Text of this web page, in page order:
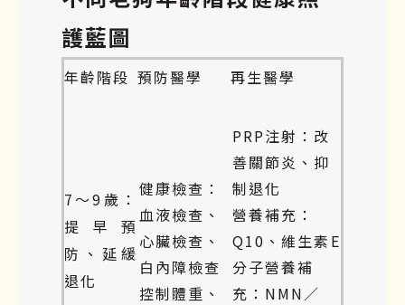
護藍圖
年齡階段 預防醫學 再生醫學
7～9歲：
提早預
防、延緩
退化
健康檢查：
血液檢查、
心臟檢查、
白內障檢查
控制體重、
PRP注射：改
善關節炎、抑
制退化
營養補充：
Q10、維生素E
分子營養補
充：NMN／